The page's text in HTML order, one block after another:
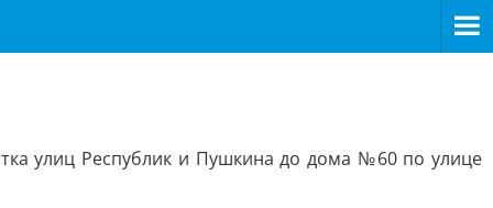
улиц Республик и Пушкина до дома №60 по улице